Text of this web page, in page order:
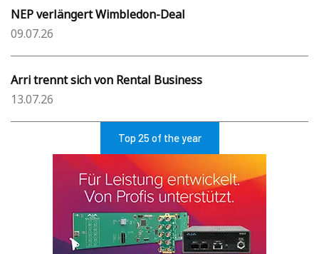
NEP verlängert Wimbledon-Deal
09.07.26
Arri trennt sich von Rental Business
13.07.26
Top 25 of the year